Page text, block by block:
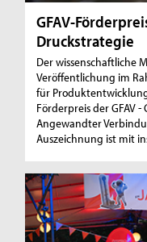
GFAV-
Druckstrategie
Der wissenschaftliche
Veröffentlichung im
für
Förderpreis der GFAV
Angewandter
Auszeichnung ist mit